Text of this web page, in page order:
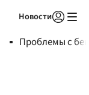
Новости
Проблемы с